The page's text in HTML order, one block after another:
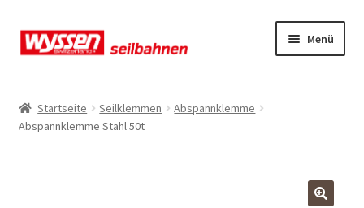
Zur
Navigation
Zum
Inhalt
Menü
Kasse
Startseite Seilklemmen
Abspannklemme
Abspannklemme Stahl 50t